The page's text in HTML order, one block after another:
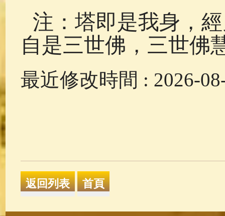
注：塔即是我身，
自是三世佛，三世佛
最近修改時間 : 2026-